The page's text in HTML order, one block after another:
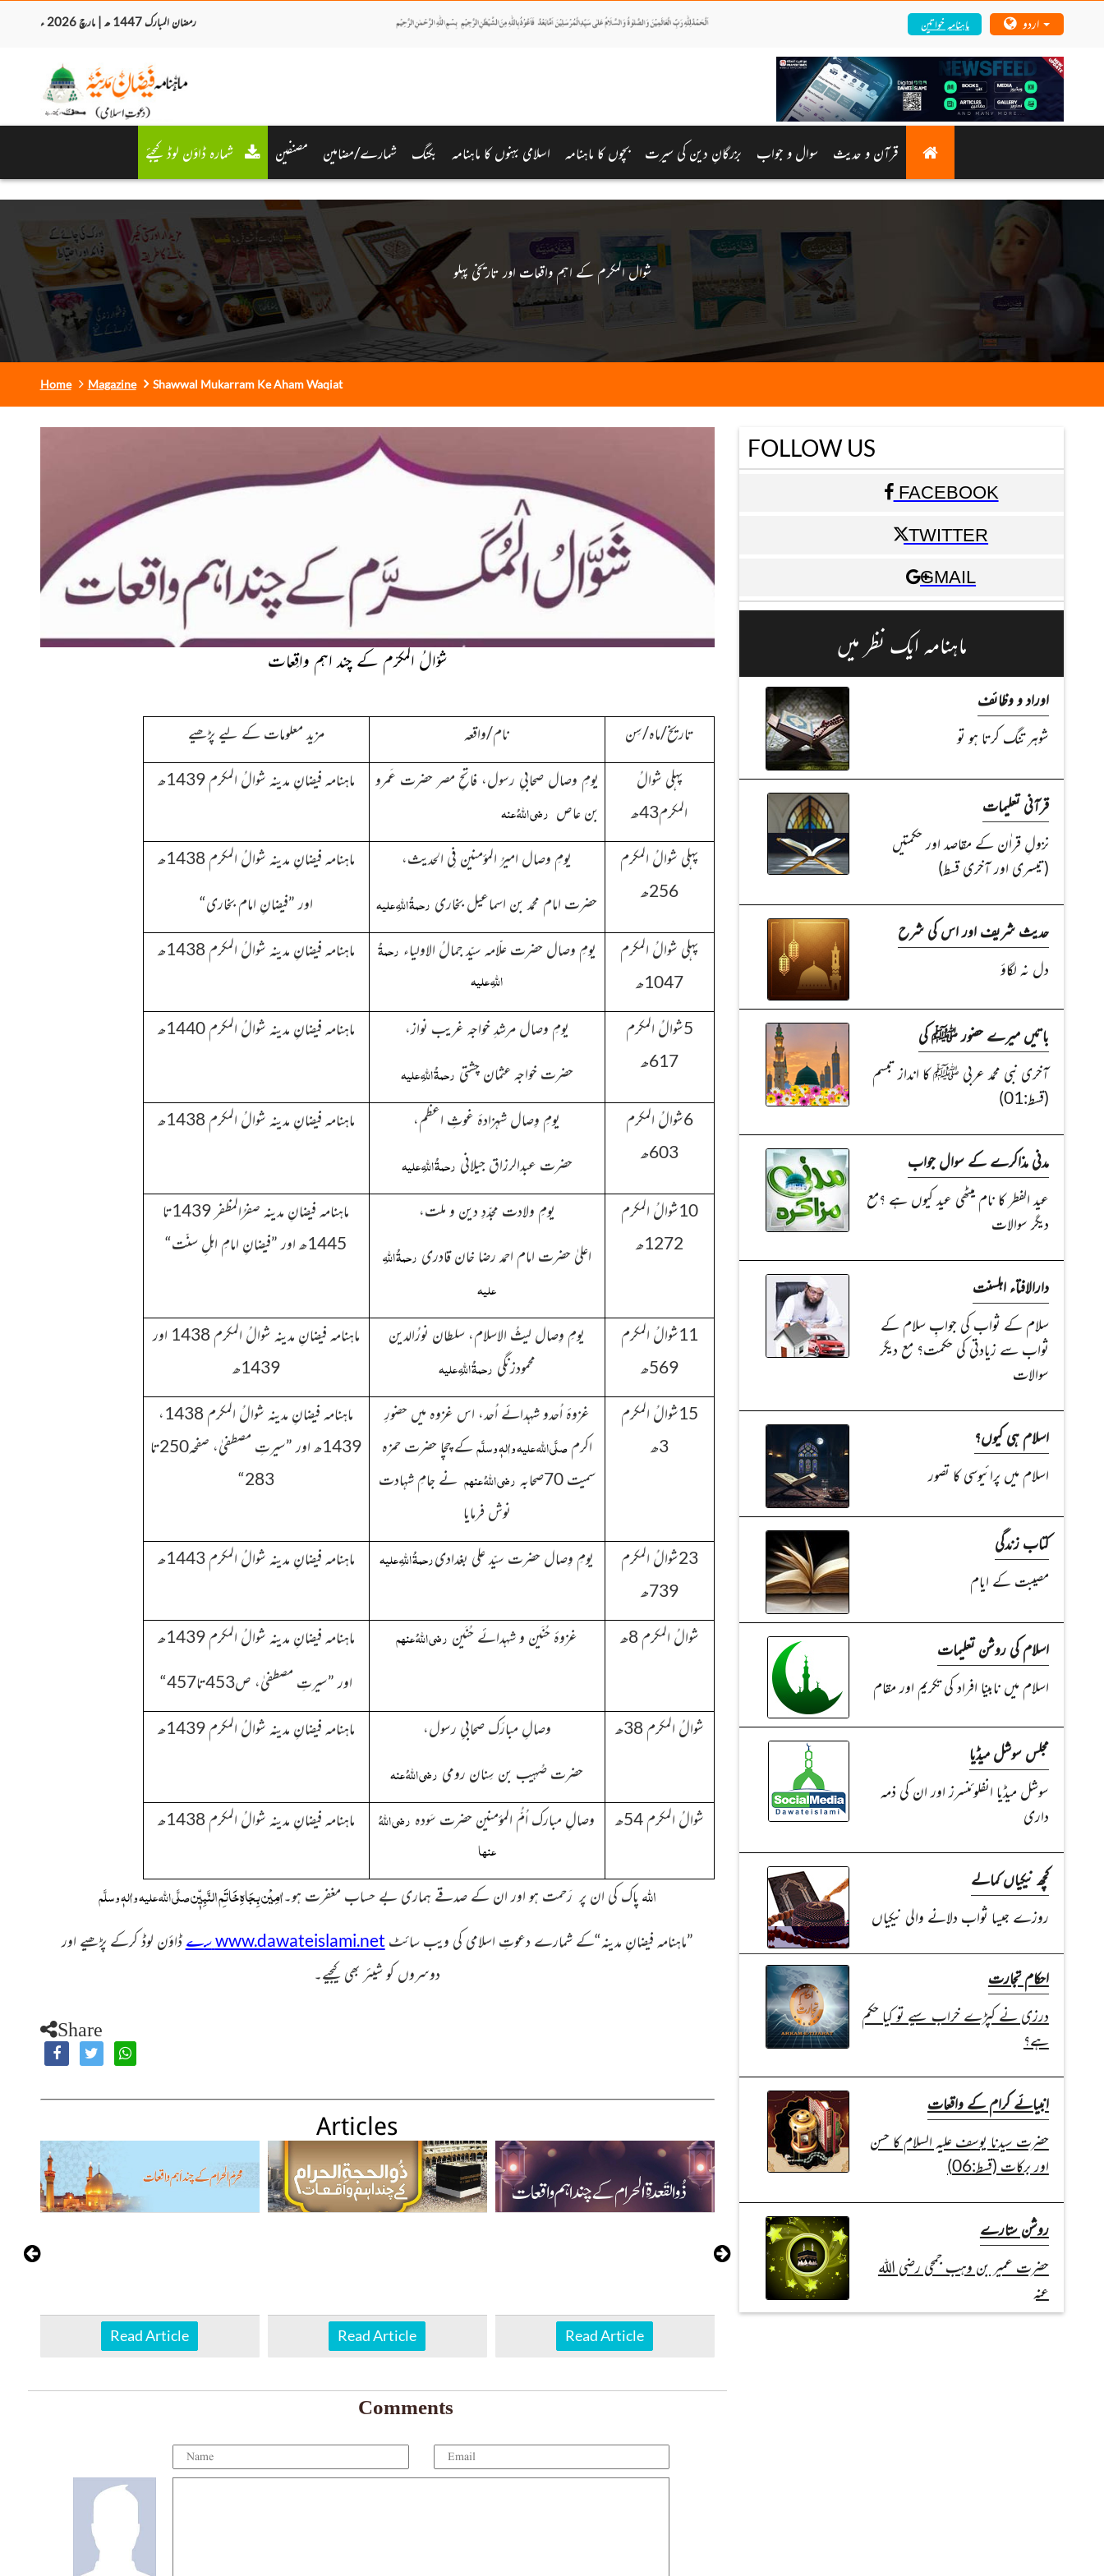
رمضان المبارک 1447 ھ | مارچ 2026 ء ماہنامہ خواتین
قرآن و حدیث سوال و جواب بزرگانِ دین کی سیرت بچوں کا ماہنامہ اسلامی بہنوں کا ماہنامہ بکنگ شمارے/مضامین مصنفین شمارہ ڈاؤن لوڈ کیجئے
شوال المکرم کے اہم واقعات اور تاریخی پہلو
Home Magazine Shawwal Mukarram Ke Aham Waqiat
شوّالُ المکرّم کے چند اہم واقِعات
تاریخ/ماہ/سِن نام/واقعہ مزید معلومات کے لیے پڑھیے
پہلی شوالُ
المکرم43ھ
یومِ وصال صحابیِ رسول، فاتحِ مصر حضرت عَمرو
بن عاص رضی اللہُ عنہ
ماہنامہ فیضانِ مدینہ شوالُ المکرم 1439ھ
پہلی شوالُ المکرم
256ھ
یومِ وصال امیرُ المؤمنین فِی الحدیث،
حضرت امام محمد بن اسماعیل بخاری رحمۃُ اللہِ علیہ
ماہنامہ فیضانِ مدینہ شوالُ المکرم 1438ھ
اور ”فیضانِ امام بخاری“
پہلی شوالُ المکرم
1047ھ
یومِ وصال حضرت علّامہ سیّد جمالُ الاولیاء رحمۃُ
اللہِ علیہ
ماہنامہ فیضانِ مدینہ شوالُ المکرم 1438ھ
5شوالُ المکرم
617ھ
یومِ وصال مرشدِ خواجہ غریب نواز،
حضرت خواجہ عثمان چشتی رحمۃُ اللہِ علیہ
ماہنامہ فیضانِ مدینہ شوالُ المکرم 1440ھ
6شوالُ المکرم
603ھ
یومِ وِصال شہزادۂ غوثِ اعظم،
حضرت عبدالرزاق جیلانی رحمۃُ اللہِ علیہ
ماہنامہ فیضانِ مدینہ شوالُ المکرم 1438ھ
10شوالُ المکرم
1272ھ
یومِ ولادت مجدّدِ دین و ملت،
اعلیٰ حضرت امام احمد رضا خان قادری رحمۃُ اللہِ
علیہ
ماہنامہ فیضانِ مدینہ
صفرُالمظفر 1439تا
1445ھ اور ”فیضانِ امامِ اہلِ سنّت“
11شوالُ المکرم
569ھ
یومِ وِصال لیثُ الاسلام، سلطان نورُالدین
محمودزنگی رحمۃُ اللہِ علیہ
ماہنامہ فیضانِ مدینہ
شوالُ المکرم 1438 اور
1439ھ
15شوالُ المکرم
3ھ
غزوۂ اُحدو شہدائے اُحد، اس غزوہ میں حضورِ
اکرمصلَّی اللہ علیہ واٰلہٖ وسلَّمکے چچا حضرت حمزہ
سمیت 70صحابہ
رضی اللہُ عنہم نے جامِ شہادت
نوش فرمایا
ماہنامہ فیضانِ مدینہ
شوالُ المکرم 1438،
1439ھ اور ”سیرتِ مصطفیٰ، صفحہ250تا
283“
23شوالُ المکرم
739ھ
یومِ وِصال حضرت سیّد علی بغدادیرحمۃُ اللہِ علیہ ماہنامہ فیضانِ مدینہ شوالُ المکرم 1443ھ
شوالُ المکرم 8ھ غزوۂ حُنَین و شہدائے حُنَین رضی اللہُ عنہم ماہنامہ فیضانِ مدینہ شوالُ المکرم 1439ھ
اور ”سیرتِ مصطفیٰ، ص453تا457“
شوالُ المکرم 38ھ وصالِ مبارَک صحابیِ رسول،
حضرت صُہیب بن سِنان رومی رضی اللہُ عنہ
ماہنامہ فیضانِ مدینہ شوالُ المکرم 1439ھ
شوالُ المکرم 54ھ وصالِ مبارک اُمُّ المؤمنین حضرت سَودہ رضی اللہُ
عنہا
ماہنامہ فیضانِ مدینہ شوالُ المکرم 1438ھ
اللہ پاک کی ان پر رَحمت ہو اور ان کے صدقے ہماری بے حساب مغفرت ہو۔اٰمِیْن بِجَاہِ خَاتَمِ النَّبِیّٖنصلَّی اللہ علیہ واٰلہٖ وسلَّم
”ماہنامہ فیضانِ مدینہ“کے شمارے دعوتِ اسلامی کی ویب سائٹ www.dawateislami.netسےڈاؤن لوڈ کرکے پڑھیے اور
دوسروں کو شیئر بھی کیجیے۔
Share
Articles
Read Article Read Article Read Article
Comments
FOLLOW US
FACEBOOK
TWITTER
GMAIL
ماہنامہ ایک نظر میں
اوراد و وظائف
شوہر تنگ کرتا ہو تو
قرآنی تعلیمات
نزولِ قراٰن کے مقاصد اور حکمتیں
(تیسری اور آخری قسط)
حدیث شریف اور اس کی شرح
دل نہ لگاؤ
باتیں میرے حضور ﷺ کی
آخری نبی محمد عربی ﷺ کا انداز تبسم
(قسط:01)
مدنی مذاکرے کے سوال جواب
عید الفطر کا نام میٹھی عید کیوں ہے ؟مع
دیگر سوالات
دارالافتاء اہلسنت
سلام کے ثواب کی جوابِ سلام کے
ثواب سے زیادتی کی حکمت؟ مع دیگر
سوالات
اسلام ہی کیوں؟
اسلام میں پرائیوسی کا تصور
کتاب زندگی
مصیبت کے ایام
اسلام کی روشن تعلیمات
اسلام میں نابینا افراد کی تکریم اور مقام
مجلس سوشل میڈیا
سوشل میڈیا انفلوئنسرز اور ان کی ذمہ
داری
کچھ نیکیاں کمالے
روزے جیسا ثواب دلانے والی نیکیاں
احکام تجارت
درزی نے کپڑے خراب سیے تو کیا حکم
ہے؟
انبیائے کرام کے واقعات
حضرت سیدنا یوسف علیہ السلام کا حسن
اور برکات (قسط:06)
روشن ستارے
حضرت عمیر بن وہب جمحی رضی اللہ
عنہ